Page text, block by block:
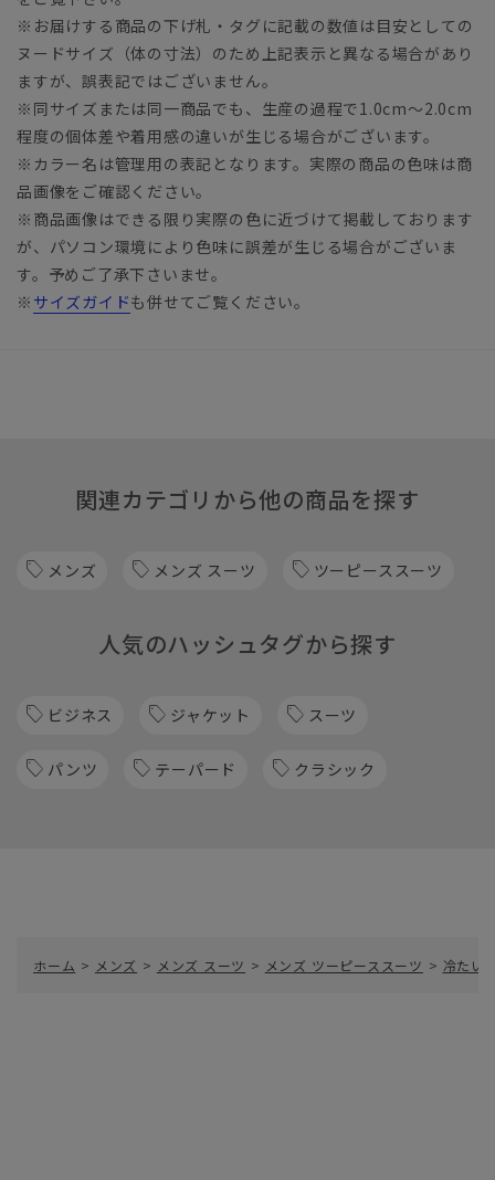
※お届けする商品の下げ札・タグに記載の数値は目安としての
ヌードサイズ（体の寸法）のため上記表示と異なる場合があり
ますが、誤表記ではございません。
※同サイズまたは同一商品でも、生産の過程で1.0cm～2.0cm
程度の個体差や着用感の違いが生じる場合がございます。
※カラー名は管理用の表記となります。実際の商品の色味は商
品画像をご確認ください。
※商品画像はできる限り実際の色に近づけて掲載しております
が、パソコン環境により色味に誤差が生じる場合がございま
す。予めご了承下さいませ。
※ サイズガイドも併せてご覧ください。
関連カテゴリから他の商品を探す
メンズ メンズ スーツ ツーピーススーツ
人気のハッシュタグから探す
ビジネス ジャケット スーツ
パンツ テーパード クラシック
ホーム > メンズ > メンズ スーツ > メンズ ツーピーススーツ > 冷たい